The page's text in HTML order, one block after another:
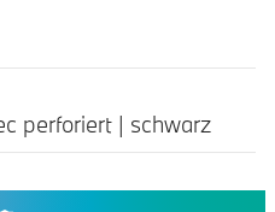
perforiert | schwarz